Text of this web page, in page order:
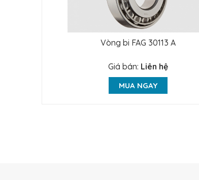
Vòng bi FAG 30113 A
Giá bán: Liên hệ
MUA NGAY